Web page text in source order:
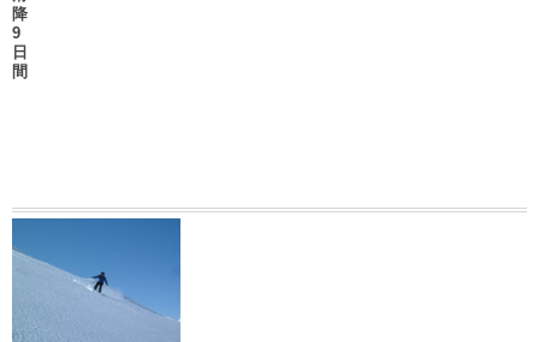
降
9
日
間